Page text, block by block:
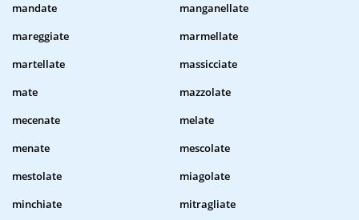
mandate
manganellate
mareggiate
marmellate
martellate
massicciate
mate
mazzolate
mecenate
melate
menate
mescolate
mestolate
miagolate
minchiate
mitragliate